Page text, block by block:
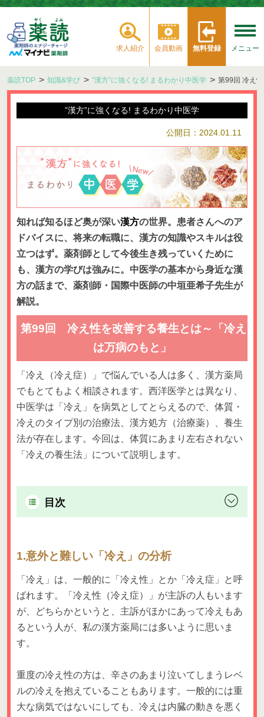
求人紹介 会員動画 無料登録 メニュー
薬読TOP 知識&学び ”漢方”に強くなる! まるわかり中医学 第99回 冷え
”漢方”に強くなる! まるわかり中医学
公開日：2024.01.11
知れば知るほど奥が深い漢方の世界。患者さんへのア
ドバイスに、将来の転職に、漢方の知識やスキルは役
立つはず。薬剤師として今後生き残っていくために
も、漢方の学びは強みに。中医学の基本から身近な漢
方の話まで、薬剤師・国際中医師の中垣亜希子先生が
解説。
第99回 冷え性を改善する養生とは～「冷え
は万病のもと」
「冷え（冷え症）」で悩んでいる人は多く、漢方薬局
でもとてもよく相談されます。西洋医学とは異なり、
中医学は「冷え」を病気としてとらえるので、体質・
冷えのタイプ別の治療法、漢方処方（治療薬）、養生
法が存在します。今回は、体質にあまり左右されない
「冷えの養生法」について説明します。
目次
1.意外と難しい「冷え」の分析
「冷え」は、一般的に「冷え性」とか「冷え症」と呼
ばれます。「冷え性（冷え症）」が主訴の人もいます
が、どちらかというと、主訴がほかにあって冷えもあ
るという人が、私の漢方薬局には多いように思いま
す。
重度の冷え性の方は、辛さのあまり泣いてしまうレベ
ルの冷えを抱えていることもあります。一般的には重
大な病気ではないにしても、冷えは内臓の動きを悪く